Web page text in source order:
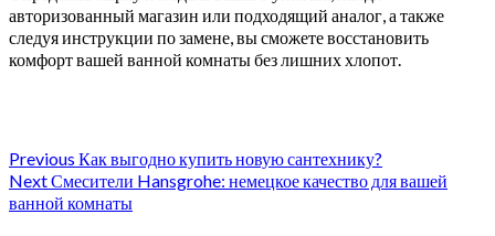
авторизованный магазин или подходящий аналог, а также
следуя инструкции по замене, вы сможете восстановить
комфорт вашей ванной комнаты без лишних хлопот.
Continue
Reading
Previous Как выгодно купить новую сантехнику?
NextСмесители Hansgrohe: немецкое качество для вашей
ванной комнаты